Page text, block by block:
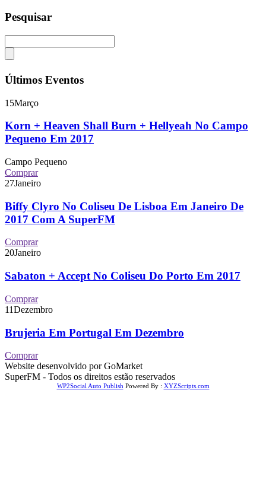
Pesquisar
Últimos Eventos
15Março
Korn + Heaven Shall Burn + Hellyeah No Campo
Pequeno Em 2017
Campo Pequeno
Comprar
27Janeiro
Biffy Clyro No Coliseu De Lisboa Em Janeiro De
2017 Com A SuperFM
Comprar
20Janeiro
Sabaton + Accept No Coliseu Do Porto Em 2017
Comprar
11Dezembro
Brujeria Em Portugal Em Dezembro
Comprar
Website desenvolvido por GoMarket
SuperFM - Todos os direitos estão reservados
WP2Social Auto Publish Powered By : XYZScripts.com